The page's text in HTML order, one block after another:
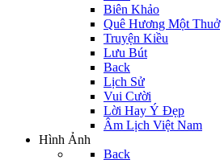
Biên Khảo
Quê Hương Một Thuở
Truyện Kiều
Lưu Bút
Back
Lịch Sử
Vui Cười
Lời Hay Ý Đẹp
Âm Lịch Việt Nam
Hình Ảnh
Back